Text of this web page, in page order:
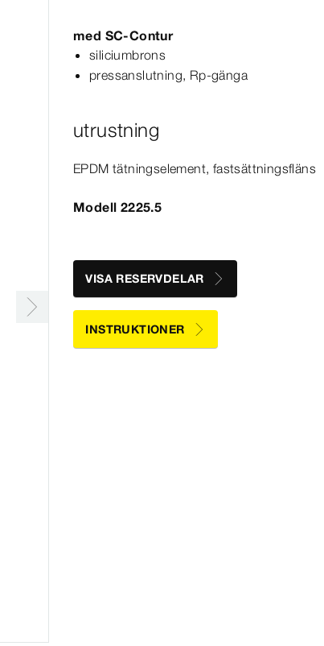
med SC‑Contur
siliciumbrons
pressanslutning, Rp-​gänga
utrustning
EPDM tätningselement, fastsättningsfläns
Modell 2225.5
VISA RESERVDELAR
INSTRUKTIONER